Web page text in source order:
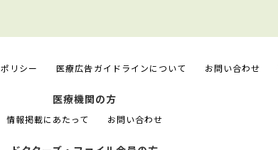
リシー 医療広告ガイドラインについて お問い合わせ
医療機関の方
情報掲載にあたって お問い合わせ